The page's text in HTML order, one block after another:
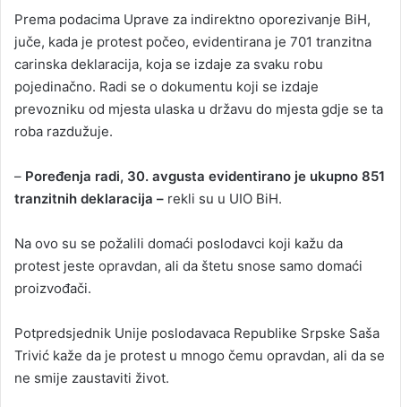
Prema podacima Uprave za indirektno oporezivanje BiH,
juče, kada je protest počeo, evidentirana je 701 tranzitna
carinska deklaracija, koja se izdaje za svaku robu
pojedinačno. Radi se o dokumentu koji se izdaje
prevozniku od mjesta ulaska u državu do mjesta gdje se ta
roba razdužuje.
– Poređenja radi, 30. avgusta evidentirano je ukupno 851
tranzitnih deklaracija – rekli su u UIO BiH.
Na ovo su se požalili domaći poslodavci koji kažu da
protest jeste opravdan, ali da štetu snose samo domaći
proizvođači.
Potpredsjednik Unije poslodavaca Republike Srpske Saša
Trivić kaže da je protest u mnogo čemu opravdan, ali da se
ne smije zaustaviti život.